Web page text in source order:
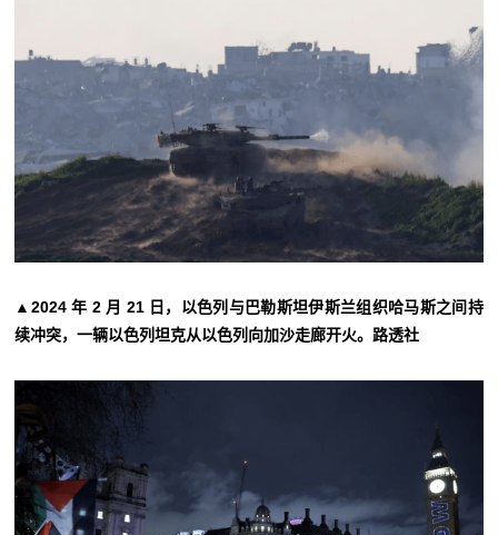
▲2024 年 2 月 21 日，以色列与巴勒斯坦伊斯兰组织哈马斯之间持
续冲突，一辆以色列坦克从以色列向加沙走廊开火。路透社